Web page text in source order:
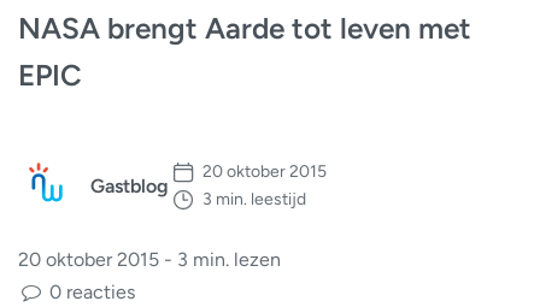
NASA brengt Aarde tot leven met
EPIC
Gastblog
20 oktober 2015
3 min. leestijd
20 oktober 2015 - 3 min. lezen
0 reacties